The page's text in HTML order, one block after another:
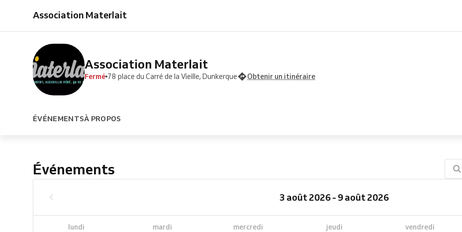
Association Materlait
Association Materlait
Fermé 78 place du Carré de la Vieille, Dunkerque Obtenir un itinéraire
ÉVÉNEMENTSÀ PROPOS
Événements
3 août 2026 - 9 août 2026
lundi mardi mercredi jeudi vendredi